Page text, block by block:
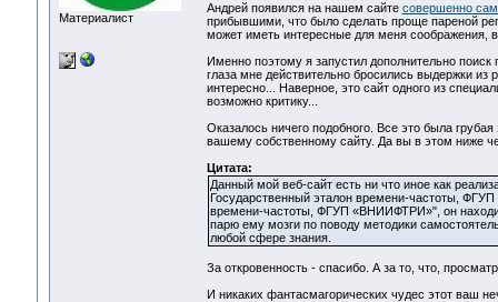
Материалист
Андрей появился на нашем сайте совершенно
прибывшими, что было сделать проще пареной
может иметь интересные для меня соображения,
Именно поэтому я запустил дополнительно
глаза мне действительно бросились выдержки
интересно... Наверное, это сайт одного из
возможно критику...
Оказалось ничего подобного. Все это была
вашему собственному сайту. Да вы в этом ниже
Цитата:
Данный мой веб-сайт есть ни что иное как
Государственный эталон времени-частоты,
времени-частоты, ФГУП «ВНИИФТРИ»", он
парю ему мозги по поводу методики
любой сфере знания.
За откровенность - спасибо. А за то, что,
И никаких фантасмагорических чудес этот ваш